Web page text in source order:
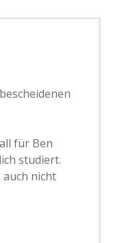
für Ben
studiert.
auch nicht